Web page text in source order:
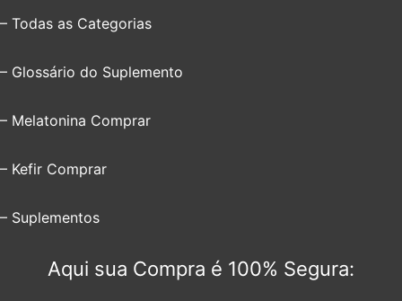
– Todas as Categorias
– Glossário do Suplemento
– Melatonina Comprar
– Kefir Comprar
– Suplementos
Aqui sua Compra é 100% Segura: